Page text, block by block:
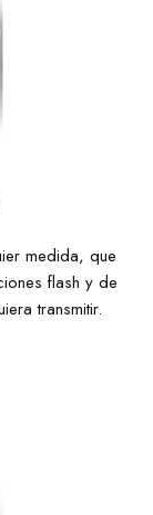
medida, que
flash y de
transmitir.